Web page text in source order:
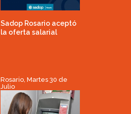
Sadop Rosario aceptó
la oferta salarial
Rosario, Martes 30 de
Julio